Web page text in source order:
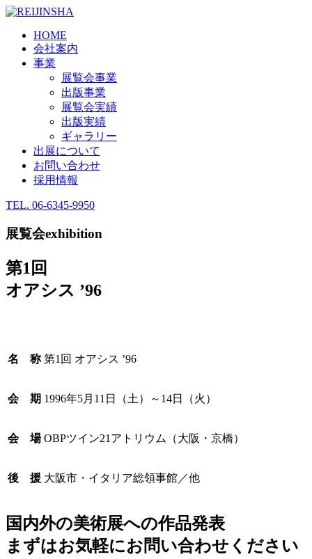
HOME
会社案内
事業
展覧会事業
出版事業
展覧会実績
出版実績
ギャラリー
出展について
お問い合わせ
採用情報
TEL. 06-6345-9950
展覧会exhibition
第1回
オアシス ’96
名 称 第1回 オアシス ’96
会 期 1996年5月11日（土）～14日（火）
会 場 OBPツイン21アトリウム（大阪・京橋）
後 援 大阪市・イタリア総領事館／他
国内外の美術展への作品発表
まずはお気軽にお問い合わせください